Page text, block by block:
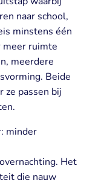
naar school,
minstens één
meer ruimte
meerdere
Beide
ze passen bij
minder
Het
die nauw